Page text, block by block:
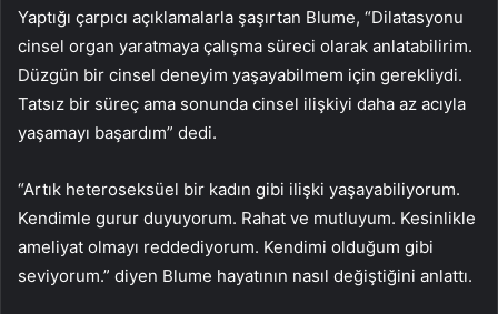
Yaptığı çarpıcı açıklamalarla şaşırtan Blume, “Dilatasyonu
cinsel organ yaratmaya çalışma süreci olarak anlatabilirim.
Düzgün bir cinsel deneyim yaşayabilmem için gerekliydi.
Tatsız bir süreç ama sonunda cinsel ilişkiyi daha az acıyla
yaşamayı başardım” dedi.
“Artık heteroseksüel bir kadın gibi ilişki yaşayabiliyorum.
Kendimle gurur duyuyorum. Rahat ve mutluyum. Kesinlikle
ameliyat olmayı reddediyorum. Kendimi olduğum gibi
seviyorum.” diyen Blume hayatının nasıl değiştiğini anlattı.